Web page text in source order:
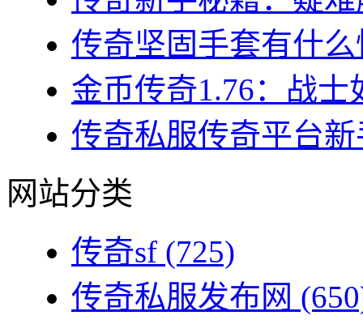
传奇坚固手套有什么
金币传奇1.76：战
传奇私服传奇平台
网站分类
传奇sf (725)
传奇私服发布网